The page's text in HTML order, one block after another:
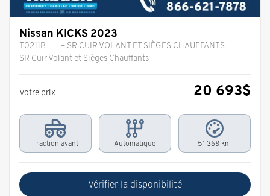
Nissan KICKS 2023
T0211B
– SR CUIR VOLANT ET SIÈGES CHAUFFANTS
SR Cuir Volant et Sièges Chauffants
Votre prix 20 693$
Traction avant Automatique 51 368 km
Vérifier la disponibilité